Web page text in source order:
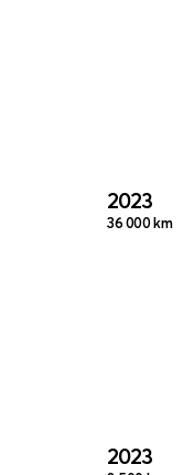
2023
36 000 km
2023